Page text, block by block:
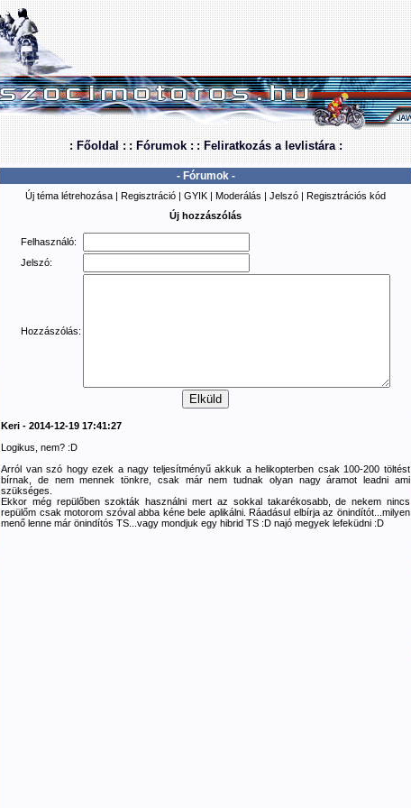
: Főoldal : : Fórumok : : Feliratkozás a levlistára :
- Fórumok -
Új téma létrehozása | Regisztráció | GYIK | Moderálás | Jelszó | Regisztrációs kód
Új hozzászólás
Felhasználó:
Jelszó:
Hozzászólás:
Keri - 2014-12-19 17:41:27
Logikus, nem? :D
Arról van szó hogy ezek a nagy teljesítményű akkuk a helikopterben csak 100-200 töltést
bírnak, de nem mennek tönkre, csak már nem tudnak olyan nagy áramot leadni ami
szükséges.
Ekkor még repülőben szokták használni mert az sokkal takarékosabb, de nekem nincs
repülőm csak motorom szóval abba kéne bele aplikálni. Ráadásul elbírja az önindítót...milyen
menő lenne már önindítós TS...vagy mondjuk egy hibrid TS :D najó megyek lefeküdni :D